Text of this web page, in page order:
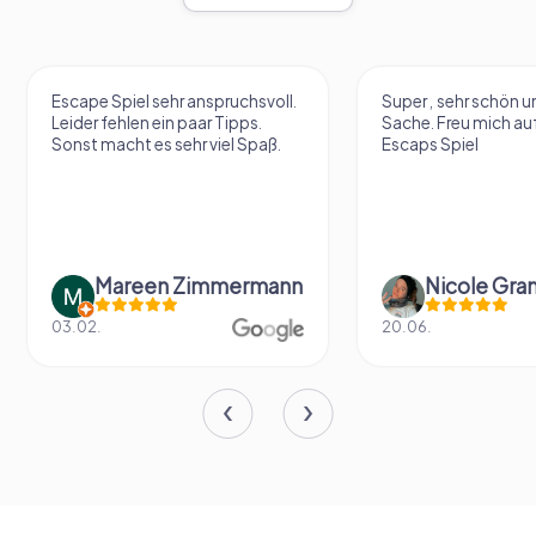
Escape Spiel sehr anspruchsvoll.
Leider fehlen ein paar Tipps.
Sonst macht es sehr viel Spaß.
Mareen Zimmermann
03.02.
Super , sehr schön
Sache. Freu mich
Escaps Spiel
Nicole
20.06.